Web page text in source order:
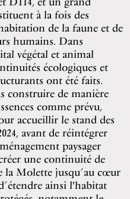
à la fois des
de la faune et de
humains. Dans
végétal et animal
écologiques et
ont été faits.
construire de manière
comme prévu,
accueillir le stand des
avant de réintégrer
paysager
une continuité de
la Molette jusqu’au cœur
ainsi l'habitat